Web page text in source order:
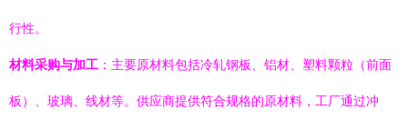
行性。
材料采购与加工 ：主要原材料包括冷轧钢板、铝材、塑料颗粒（前面
板）、玻璃、线材等。供应商提供符合规格的原材料，工厂通过冲